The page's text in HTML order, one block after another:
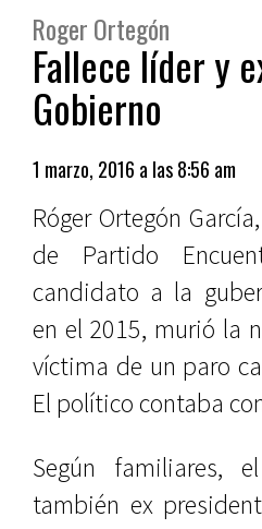
Roger Ortegón
Fallece líder y
Gobierno
1 marzo, 2016 a las 8:56 am
Róger Ortegón
de Partido
candidato a la
en el 2015, murió la
víctima de un paro
El político contaba
Según familiares,
también ex